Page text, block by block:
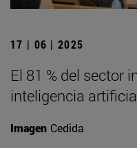
17 | 06 | 2025
El 81 % del sector
inteligencia
Imagen Cedida